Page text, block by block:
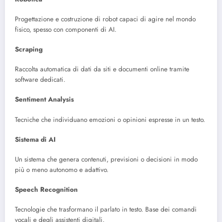
Progettazione e costruzione di robot capaci di agire nel mondo
fisico, spesso con componenti di AI.
Scraping
Raccolta automatica di dati da siti e documenti online tramite
software dedicati.
Sentiment Analysis
Tecniche che individuano emozioni o opinioni espresse in un testo.
Sistema di AI
Un sistema che genera contenuti, previsioni o decisioni in modo
più o meno autonomo e adattivo.
Speech Recognition
Tecnologie che trasformano il parlato in testo. Base dei comandi
vocali e degli assistenti digitali.